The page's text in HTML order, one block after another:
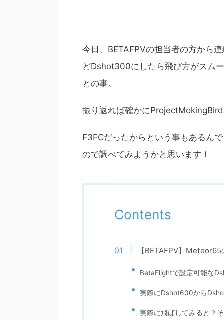
今日、BETAFPVの担当者の方から
どDshot300にしたら飛び方がスム
との事。
振り返れば確かに
F3FCだったからという事もあるん
ので調べてみようかと思います！
Contents
【BETAFPV】
BetaFlightで設定可能な
実際にDshot600から
実際に飛ばしてみると？